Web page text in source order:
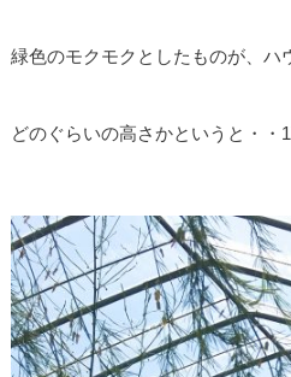
緑色のモクモクとしたものが、ハ
どのぐらいの高さかというと・・